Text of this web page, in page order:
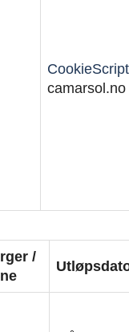
CookieScript
camarsol.no
/